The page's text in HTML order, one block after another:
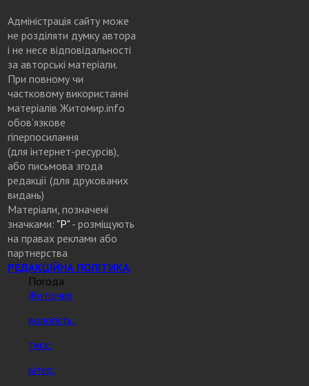
Адміністрація сайту може
не розділяти думку автора
і не несе відповідальності
за авторські матеріали.
При повному чи
частковому використанні
матеріалів Житомир.info
обов’язкове
гіперпосилання
(для інтернет-ресурсів),
або письмова згода
редакції (для друкованих
видань)
Матеріали, позначені
значками: "Р"- розміщують
на правах реклами або
партнерства
РЕДАКЦІЙНА ПОЛІТИКА
Погода
Житомир
вологість:
тиск:
вітер: